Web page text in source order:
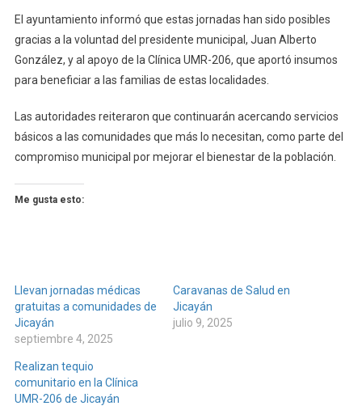
El ayuntamiento informó que estas jornadas han sido posibles
gracias a la voluntad del presidente municipal, Juan Alberto
González, y al apoyo de la Clínica UMR-206, que aportó insumos
para beneficiar a las familias de estas localidades.
Las autoridades reiteraron que continuarán acercando servicios
básicos a las comunidades que más lo necesitan, como parte del
compromiso municipal por mejorar el bienestar de la población.
Me gusta esto:
Llevan jornadas médicas
gratuitas a comunidades de
Jicayán
septiembre 4, 2025
Caravanas de Salud en
Jicayán
julio 9, 2025
Realizan tequio
comunitario en la Clínica
UMR-206 de Jicayán